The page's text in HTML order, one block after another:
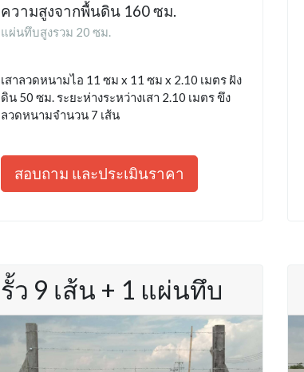
ความสูงจากพื้นดิน 160 ซม.
แผ่นทึบสูงรวม 20 ซม.
เสาลวดหนามไอ 11 ซม x 11 ซม x 2.10 เมตร ฝัง
ดิน 50 ซม. ระยะห่างระหว่างเสา 2.10 เมตร ขึง
ลวดหนามจำนวน 7 เส้น
สอบถาม และประเมินราคา
รั้ว 9 เส้น + 1 แผ่นทึบ